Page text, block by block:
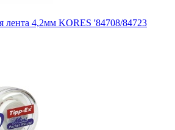
лента 4,2мм KORES '84708/84723